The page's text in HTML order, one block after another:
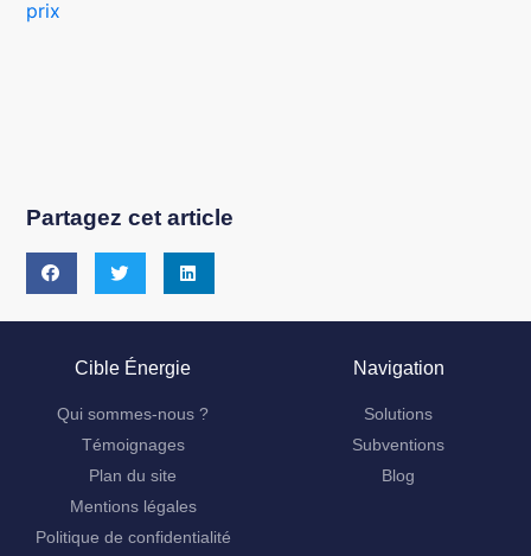
Partagez cet article
Cible Énergie
Qui sommes-nous ?
Témoignages
Plan du site
Mentions légales
Politique de confidentialité
Navigation
Solutions
Subventions
Blog